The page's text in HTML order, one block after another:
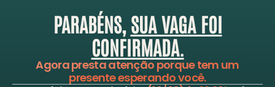
PARABÉNS, SUA VAGA FOI
CONFIRMADA.
Agora presta atenção porque tem um
presente esperando você.